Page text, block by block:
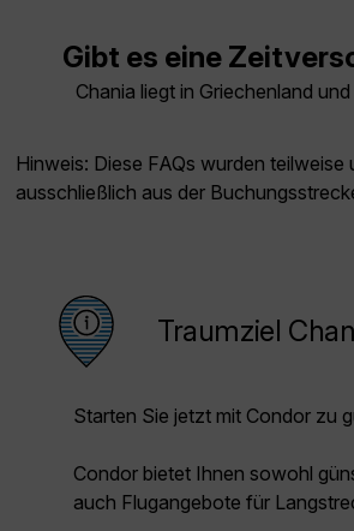
Gibt es eine
Chania liegt in Griechenland
Hinweis: Diese FAQs wurden
ausschließlich aus der
Traumziel
Starten Sie jetzt mit Condor zu
Condor bietet Ihnen sowohl
auch Flugangebote für